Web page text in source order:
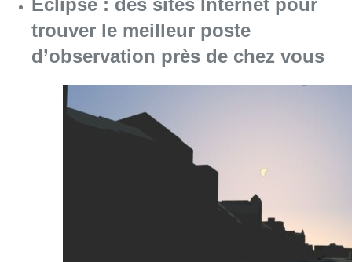
Eclipse : des sites Internet pour
trouver le meilleur poste
d’observation près de chez vous